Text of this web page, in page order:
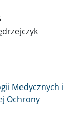
Medycznych i
Ochrony